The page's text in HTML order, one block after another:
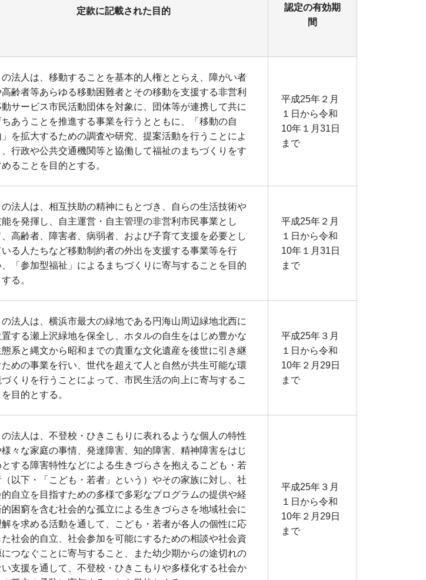
定款に記載された目的
認定の有効期
間
の法人は、移動することを基本的人権ととらえ、障がい者
高齢者等あらゆる移動困難者とその移動を支援する非営利
動サービス市民活動団体を対象に、団体等が連携して共に
ちあうことを推進する事業を行うとともに、「移動の自
」を拡大するための調査や研究、提案活動を行うことによ
、行政や公共交通機関等と協働して福祉のまちづくりをす
ることを目的とする。
平成25年２月
１日から令和
10年１月31日
まで
の法人は、相互扶助の精神にもとづき、自らの生活技術や
能を発揮し、自主運営・自主管理の非営利市民事業とし
、高齢者、障害者、病弱者、および子育て支援を必要とし
いる人たちなど移動制約者の外出を支援する事業等を行
、「参加型福祉」によるまちづくりに寄与することを目的
る。
平成25年２月
１日から令和
10年１月31日
まで
の法人は、横浜市最大の緑地である円海山周辺緑地北西に
置する瀬上沢緑地を保全し、ホタルの自生をはじめ豊かな
態系と縄文から昭和までの貴重な文化遺産を後世に引き継
ための事業を行い、世代を超えて人と自然が共生可能な環
づくりを行うことによって、市民生活の向上に寄与するこ
を目的とする。
平成25年３月
１日から令和
10年２月29日
まで
の法人は、不登校・ひきこもりに表れるような個人の特性
様々な家庭の事情、発達障害、知的障害、精神障害をはじ
とする障害特性などによる生きづらさを抱えるこども・若
（以下・「こども・若者」という）やその家族に対し、社
的自立を目指すための多様で多彩なプログラムの提供や経
的困窮を含む社会的な孤立による生きづらさを地域社会に
解を求める活動を通して、こども・若者が各人の個性に応
た社会的自立、社会参加を可能にするための相談や社会資
につなぐことに寄与すること、また幼少期からの途切れの
い支援を通して、不登校・ひきこもりや多様化する社会か
平成25年３月
１日から令和
10年２月29日
まで